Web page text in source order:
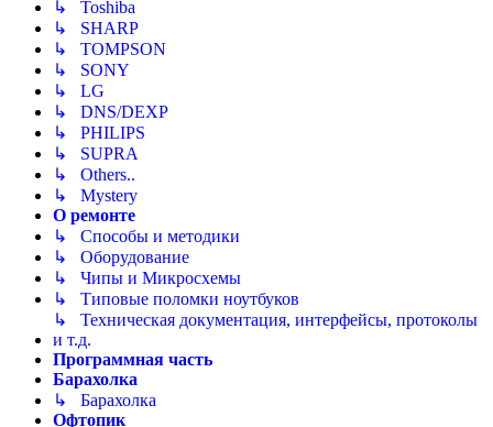
↳ Toshiba
↳ SHARP
↳ TOMPSON
↳ SONY
↳ LG
↳ DNS/DEXP
↳ PHILIPS
↳ SUPRA
↳ Others..
↳ Mystery
О ремонте
↳ Способы и методики
↳ Оборудование
↳ Чипы и Микросхемы
↳ Типовые поломки ноутбуков
↳ Техническая документация, интерфейсы, протоколы
и т.д.
Программная часть
Барахолка
↳ Барахолка
Офтопик